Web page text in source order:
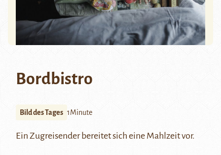
Bordbistro
Bild des Tages 1Minute
Ein Zugreisender bereitet sich eine Mahlzeit vor.